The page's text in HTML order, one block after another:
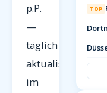
p.P.
—
täglich
aktualisiert
im
TOP